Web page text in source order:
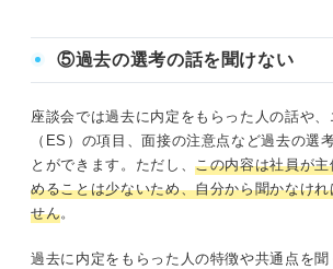
⑤過去の選考の話を聞けない
座談会では過去に内定をもらった人の話や、
（ES）の項目、面接の注意点など過去の選
とができます。ただし、この内容は社員が
めることは少ないため、自分から聞かなけ
せん。
過去に内定をもらった人の特徴や共通点を